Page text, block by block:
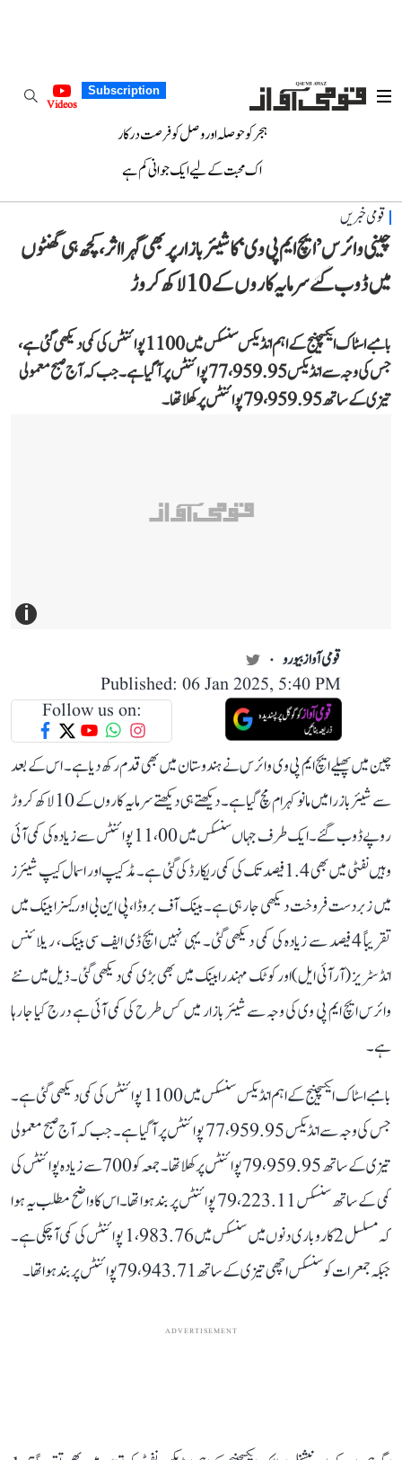
Subscription
Videos
ہجر کو حوصلہ اور وصل کو فرصت درکار
اک محبت کے لیے ایک جوانی کم ہے
قومی خبریں
چینی وائرس ’ایچ ایم پی وی‘ کا شیئر بازار پر بھی گہرا اثر، کچھ ہی گھنٹوں
میں ڈوب گئے سرمایہ کاروں کے 10 لاکھ کروڑ
بامبے اسٹاک ایکسچینج کے اہم انڈیکس سنسکس میں 1100 پوائنٹس کی کمی دیکھی گئی ہے،
جس کی وجہ سے انڈیکس 77،959.95 پوائنٹس پر آ گیا ہے۔ جب کہ آج صبح معمولی
تیزی کے ساتھ 79،959.95 پوائنٹس پر کھلا تھا۔
i
قومی آواز بیورو
Published: 06 Jan 2025, 5:40 PM
Follow us on:
چین میں پھیلے ایچ ایم پی وی وائرس نے ہندوستان میں بھی قدم رکھ دیا ہے۔ اس کے بعد
سے شیئر بازرا میں مانو کہرام مچ گیا ہے۔ دیکھتے ہی دیکھتے سرمایہ کاروں کے 10 لاکھ کروڑ
روپے ڈوب گئے۔ ایک طرف جہاں سنسکس میں 11،00 پوائنٹس سے زیادہ کی کمی آئی
وہیں نفٹی میں بھی 1.4 فیصد تک کی کمی ریکارڈ کی گئی ہے۔ مڈ کیپ اور اسمال کیپ شیئرز
میں زبردست فروخت دیکھی جا رہی ہے۔ بینک آف بروڈا، پی این بی اور کینرا بینک میں
تقریباً 4 فیصد سے زیادہ کی کمی دیکھی گئی۔ یہی نہیں ایچ ڈی ایف سی بینک، ریلائنس
انڈسٹریز (آر آئی ایل) اور کوٹک مہندرا بینک میں بھی بڑی کمی دیکھی گئی۔ ذیل میں نئے
وائرس ایچ ایم پی وی کی وجہ سے شیئر بازار میں کس طرح کی کمی آئی ہے درج کیا جا رہا
ہے۔
بامبے اسٹاک ایکسچینج کے اہم انڈیکس سنسکس میں 1100 پوائنٹس کی کمی دیکھی گئی ہے۔
جس کی وجہ سے انڈیکس 77،959.95 پوائنٹس پر آ گیا ہے۔ جب کہ آج صبح معمولی
تیزی کے ساتھ 79،959.95 پوائنٹس پر کھلا تھا۔ جمعہ کو 700 سے زیادہ پوائنٹس کی
کمی کے ساتھ سنسکس 79،223.11 پوائنٹس پر بند ہوا تھا۔ اس کا واضح مطلب یہ ہوا
کہ مسلسل 2 کاروباری دنوں میں سنسکس میں 1،983.76 پوائنٹس کی کمی آ چکی ہے۔
جبکہ جمعرات کو سنسکس اچھی تیزی کے ساتھ 79،943.71 پوائنٹس پر بند ہوا تھا۔
ADVERTISEMENT